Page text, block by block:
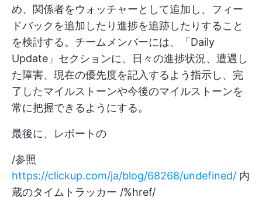
め、関係者をウォッチャーとして追加し、フィー
ドバックを追加したり進捗を追跡したりすること
を検討する。チームメンバーには、「Daily
Update」セクションに、日々の進捗状況、遭遇し
た障害、現在の優先度を記入するよう指示し、完
了したマイルストーンや今後のマイルストーンを
常に把握できるようにする。
最後に、レポートの
/参照
https://clickup.com/ja/blog/68268/undefined/ 内
蔵のタイムトラッカー /%href/